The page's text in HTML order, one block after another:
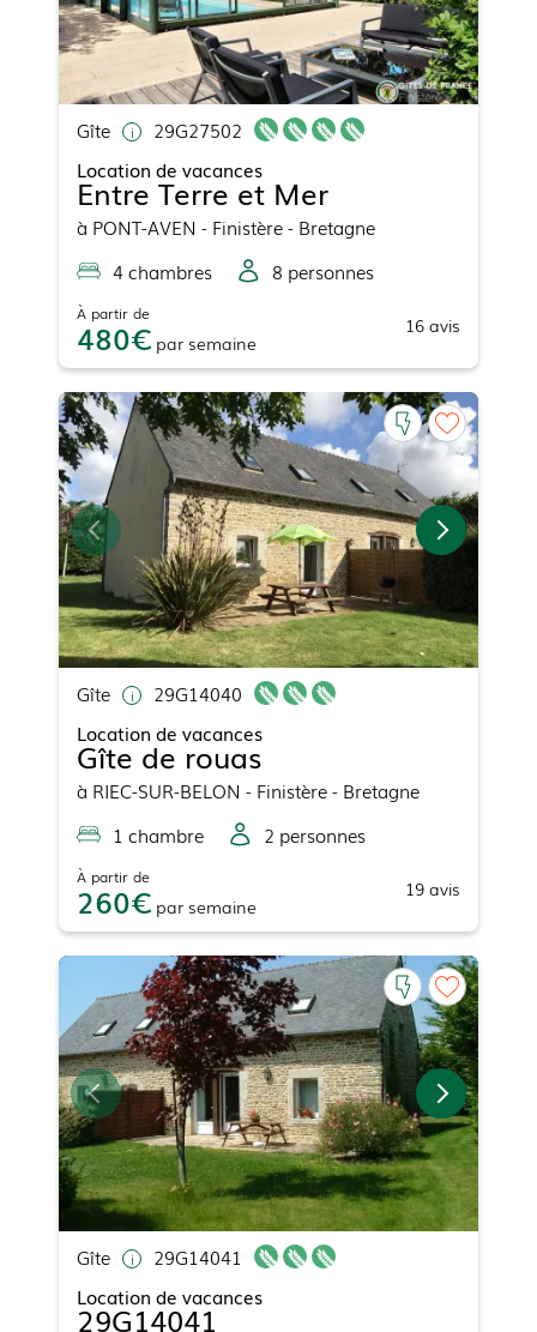
Gîte
29G27502
Location de vacances
Entre Terre et Mer
à PONT-AVEN - Finistère - Bretagne
4chambres 8 personnes
À partir de
480 par semaine
16 avis
Gîte
29G14040
Location de vacances
Gîte de rouas
à RIEC-SUR-BELON - Finistère - Bretagne
1 chambre 2 personnes
À partir de
260 par semaine
19 avis
Gîte
29G14041
Location de vacances
29G14041